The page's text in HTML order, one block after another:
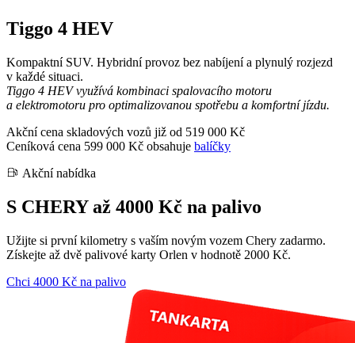
Tiggo 4 HEV
Kompaktní SUV. Hybridní provoz bez nabíjení a plynulý rozjezd
v každé situaci.
Tiggo 4 HEV využívá kombinaci spalovacího motoru
a elektromotoru pro optimalizovanou spotřebu a komfortní jízdu.
Akční cena skladových vozů již od 519 000 Kč
Ceníková cena 599 000 Kč obsahuje balíčky
Akční nabídka
S CHERY až 4000 Kč na palivo
Užijte si první kilometry s vaším novým vozem Chery zadarmo.
Získejte až dvě palivové karty Orlen v hodnotě 2000 Kč.
Chci 4000 Kč na palivo